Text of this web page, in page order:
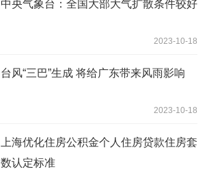
中央气象台：全国大部大气扩散条件较好
2023-10-18
台风“三巴”生成 将给广东带来风雨影响
2023-10-18
上海优化住房公积金个人住房贷款住房套
数认定标准